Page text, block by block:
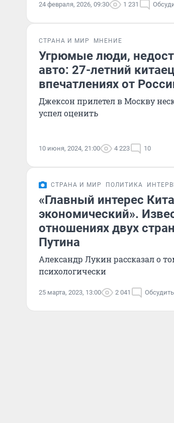
24 февраля, 2026, 09:30 1 231
СТРАНА И МИР МНЕНИЕ
Угрюмые люди,
авто: 27-летний
впечатлениях от
Джексон прилетел в Москву
успел оценить
10 июня, 2024, 21:00 4 223 10
СТРАНА И МИР ПОЛИТИКА
«Главный интерес
экономический».
отношениях двух
Путина
Александр Лукин рассказал о
психологически
25 марта, 2023, 13:00 2 041 Обсудить